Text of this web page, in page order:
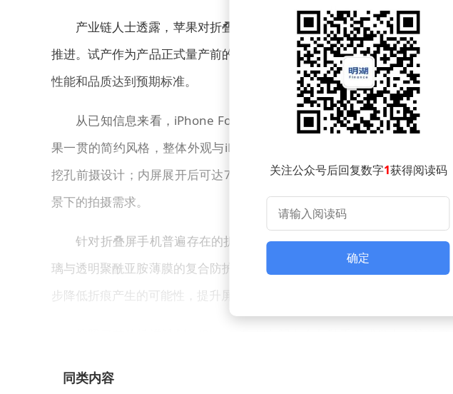
产业链人士透露，苹果对折叠屏手机的研发早已布局，项目方案经过
推进。试产作为产品正式量产前的必要环节，需通过工程验证、设计验证
性能和品质达到预期标准。
从已知信息来看，iPhone Fold将采用主流的左右对折设计，展开后
果一贯的简约风格，整体外观与iPhone Air系列有相似之处。屏幕配置方
挖孔前摄设计；内屏展开后可达7.8英寸，左上角配备另一枚前摄，实现
景下的拍摄需求。
针对折叠屏手机普遍存在的折痕问题，苹果在硬件层面进行了多项创
璃与透明聚酰亚胺薄膜的复合防护结构，并通过金属板分散弯折时的应力
步降低折痕产生的可能性，提升屏幕的耐用性和平整度。
术创新和用户体验上延续苹果一贯的高水准，值得持续关注。
关注公众号后回复数字1获得阅读码
确定
同类内容